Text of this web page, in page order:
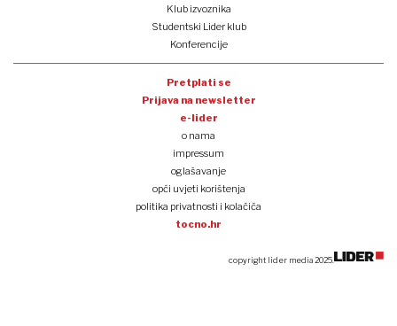
Klub izvoznika
Studentski Lider klub
Konferencije
Pretplati se
Prijava na newsletter
e-lider
o nama
impressum
oglašavanje
opći uvjeti korištenja
politika privatnosti i kolačića
tocno.hr
copyright lider media 2025.